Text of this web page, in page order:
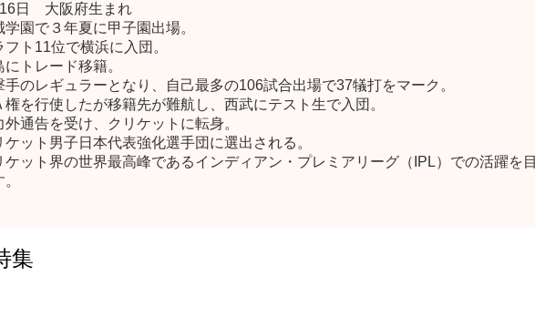
日 大阪府生まれ
学園で３年夏に甲子園出場。
フト11位で横浜に入団。
にトレード移籍。
手のレギュラーとなり、自己最多の106試合出場で37犠打をマーク。
権を行使したが移籍先が難航し、西武にテスト生で入団。
外通告を受け、クリケットに転身。
ケット男子日本代表強化選手団に選出される。
ケット界の世界最高峰であるインディアン・プレミアリーグ（IPL）での活躍を目
集